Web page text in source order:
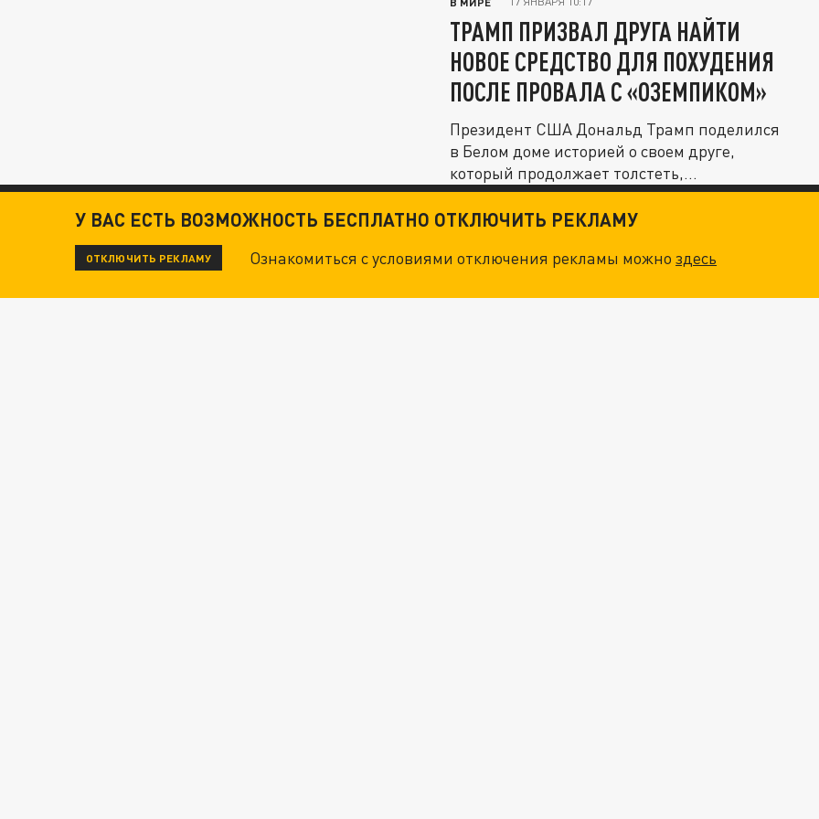
ТРАМП ПРИЗВАЛ ДРУГА НАЙТИ
НОВОЕ СРЕДСТВО ДЛЯ ПОХУДЕНИЯ
ПОСЛЕ ПРОВАЛА С «ОЗЕМПИКОМ»
Президент США Дональд Трамп поделился
в Белом доме историей о своем друге,
который продолжает толстеть,...
У ВАС ЕСТЬ ВОЗМОЖНОСТЬ БЕСПЛАТНО ОТКЛЮЧИТЬ РЕКЛАМУ
ОТКЛЮЧИТЬ РЕКЛАМУ Ознакомиться с условиями отключения рекламы можноздесь